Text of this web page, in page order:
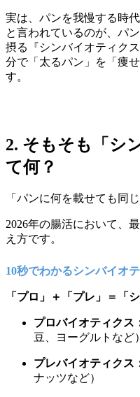
実は、パンを我慢する時
と言われているのが、パ
摂る『シンバイオティク
分で「太るパン」を「痩
す。
2. そもそも「シ
て何？
「パンに何を載せても同
2026年の腸活において、
え方です。
10秒でわかるシンバイオ
「プロ」＋「プレ」＝「シ
プロバイオティクス
豆、ヨーグルトなど）
プレバイオティクス
ナッツなど）